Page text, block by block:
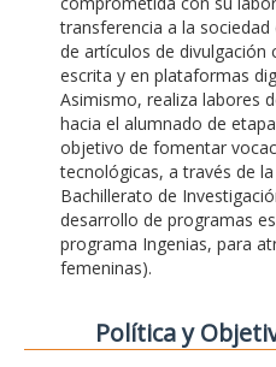
transferencia a la
de artículos de divulgación
escrita y en plataformas
Asimismo, realiza labores
hacia el alumnado de
objetivo de fomentar
tecnológicas, a través de
Bachillerato de
desarrollo de programas
programa Ingenias, para
femeninas).
Polí­tica y